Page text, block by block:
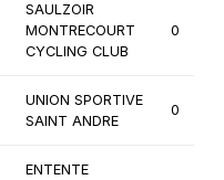
SAULZOIR
MONTRECOURT
CYCLING CLUB
0
UNION SPORTIVE
SAINT ANDRE
0
ENTENTE